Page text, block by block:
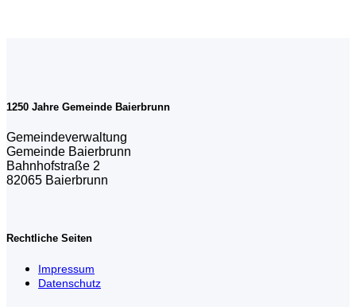
1250 Jahre Gemeinde Baierbrunn
Gemeindeverwaltung
Gemeinde Baierbrunn
Bahnhofstraße 2
82065 Baierbrunn
Rechtliche Seiten
Impressum
Datenschutz